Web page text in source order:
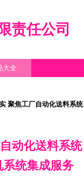
责任公司
大全
聚焦工厂自动化送料系统
动化送料系统
统集成服务